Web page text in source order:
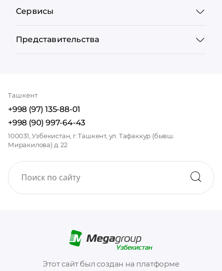
Этот сайт был создан на платформе
Сервисы
Представительства
Ташкент
+998 (97) 135-88-01
+998 (90) 997-64-43
100031, Узбекистан, г. Ташкент, ул. Тафаккур (бывш.
Миракилова) д. 22